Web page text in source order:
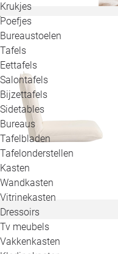
Krukjes
Poefjes
Bureaustoelen
Tafels
Eettafels
Salontafels
Bijzettafels
Sidetables
Bureaus
Tafelbladen
Tafelonderstellen
Kasten
Wandkasten
Vitrinekasten
Dressoirs
Tv meubels
Vakkenkasten